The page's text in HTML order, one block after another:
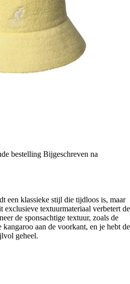
bestelling Bijgeschreven na
een klassieke stijl die tijdloos is, maar
exclusieve textuurmateriaal verbetert de
de sponsachtige textuur, zoals de
aan de voorkant, en je hebt de
geheel.